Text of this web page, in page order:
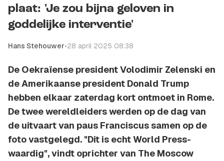
plaat: 'Je zou bijna geloven in
goddelijke interventie'
Hans Stehouwer•28 april 2025 08:38
De Oekraïense president Volodimir Zelenski en
de Amerikaanse president Donald Trump
hebben elkaar zaterdag kort ontmoet in Rome.
De twee wereldleiders werden op de dag van
de uitvaart van paus Franciscus samen op de
foto vastgelegd. "Dit is echt World Press-
waardig", vindt oprichter van The Moscow